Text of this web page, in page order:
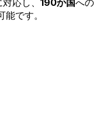
応し、 190か国への
です。